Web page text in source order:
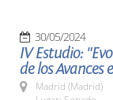
30/05/2024
IV Estudio:
de los Avances
Madrid (Madrid)